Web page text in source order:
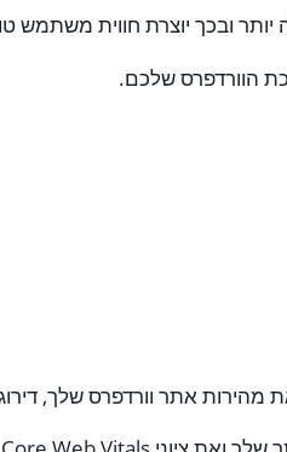
ובכך יוצרת חווית משתמש
הוורדפרס שלכם.